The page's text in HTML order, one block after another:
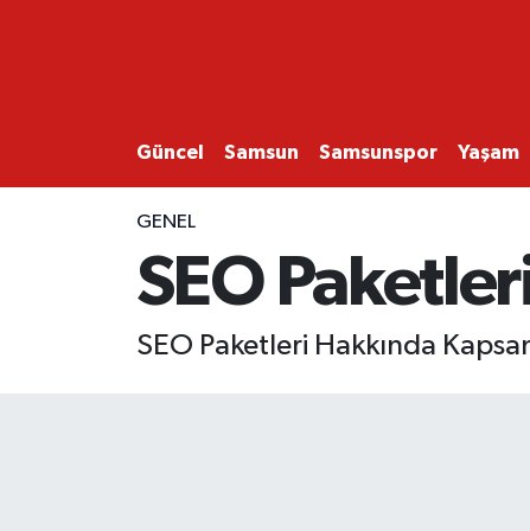
Güncel Samsun Samsunspor Yaşam
GENEL
SEO
SEO Paketleri Hakkında
SAMSUN
SAMSUNSPOR
EKONOMİ